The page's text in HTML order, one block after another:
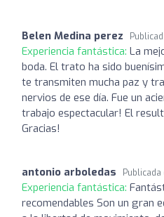
Belen Medina perez
Experiencia fantástica: La
boda. El trato ha sido
te transmiten mucha paz y
nervios de ese día. Fue un
trabajo espectacular! El
Gracias!
antonio arboledas Publicada
Experiencia fantástica:
recomendables Son un gran